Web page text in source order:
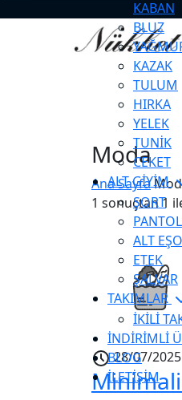
KABAN
BLUZ
KAZAK
TULUM
HIRKA
YELEK
TUNİK
CEKET
ALT GİYİM
ŞORT
ALT
ETEK
ŞALVAR
TAKIMLAR
İKİLİ
İNDİRİMLİ
BLOG
İLETİŞİM
Moda
Ana Sayfa
1 sonuçtan 1
28/07/2025